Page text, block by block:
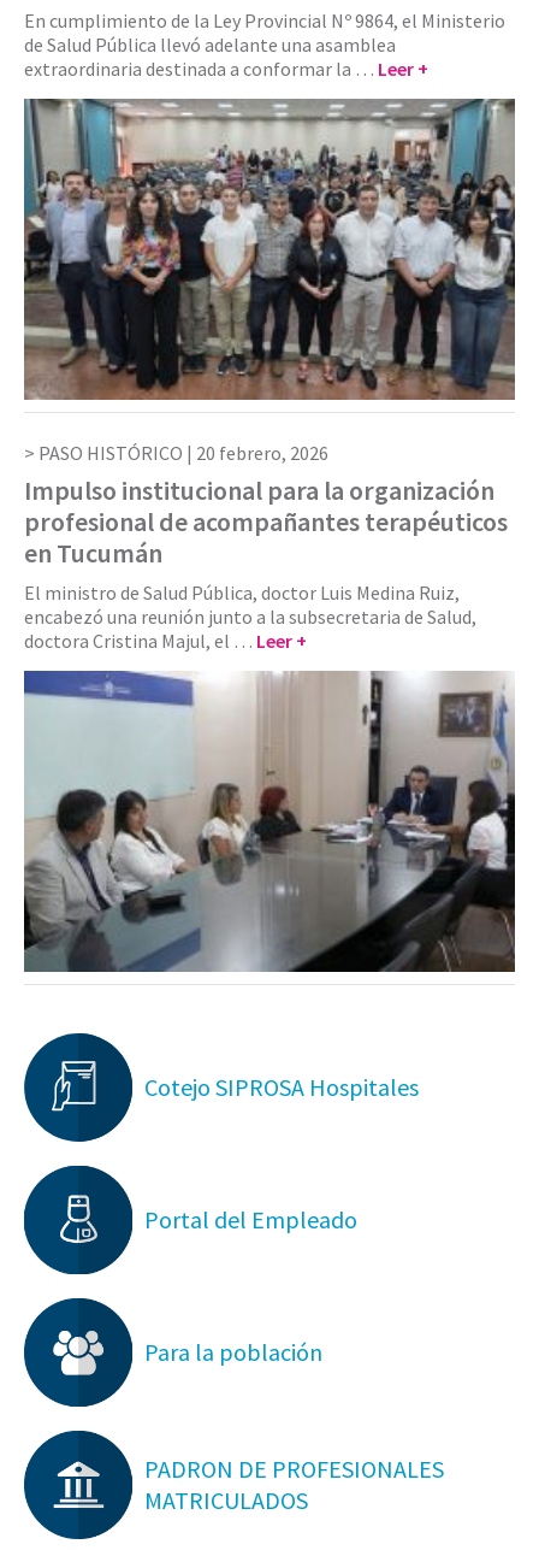
En cumplimiento de la Ley Provincial Nº 9864, el Ministerio
de Salud Pública llevó adelante una asamblea
extraordinaria destinada a conformar la … Leer +
PASO HISTÓRICO | 20 febrero, 2026
Impulso institucional para la organización
profesional de acompañantes terapéuticos
en Tucumán
El ministro de Salud Pública, doctor Luis Medina Ruiz,
encabezó una reunión junto a la subsecretaria de Salud,
doctora Cristina Majul, el … Leer +
Cotejo SIPROSA Hospitales
Portal del Empleado
Para la población
PADRON DE PROFESIONALES
MATRICULADOS